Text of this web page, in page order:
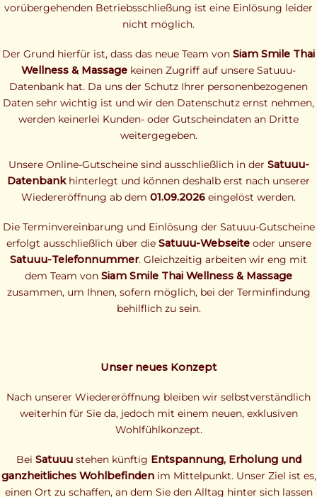
vorübergehenden Betriebsschließung ist eine Einlösung leider
nicht möglich.
Der Grund hierfür ist, dass das neue Team von Siam Smile Thai
Wellness & Massage keinen Zugriff auf unsere Satuuu-
Datenbank hat. Da uns der Schutz Ihrer personenbezogenen
Daten sehr wichtig ist und wir den Datenschutz ernst nehmen,
werden keinerlei Kunden- oder Gutscheindaten an Dritte
weitergegeben.
Unsere Online-Gutscheine sind ausschließlich in der Satuuu-
Datenbankhinterlegt und können deshalb erst nach unserer
Wiedereröffnung ab dem 01.09.2026 eingelöst werden.
Die Terminvereinbarung und Einlösung der Satuuu-Gutscheine
erfolgt ausschließlich über die Satuuu-Webseiteoder unsere
Satuuu-Telefonnummer. Gleichzeitig arbeiten wir eng mit
dem Team von Siam Smile Thai Wellness & Massage
zusammen, um Ihnen, sofern möglich, bei der Terminfindung
behilflich zu sein.
Unser neues Konzept
Nach unserer Wiedereröffnung bleiben wir selbstverständlich
weiterhin für Sie da, jedoch mit einem neuen, exklusiven
Wohlfühlkonzept.
Bei Satuuustehen künftig Entspannung, Erholung und
ganzheitliches Wohlbefindenim Mittelpunkt. Unser Ziel ist es,
einen Ort zu schaffen, an dem Sie den Alltag hinter sich lassen